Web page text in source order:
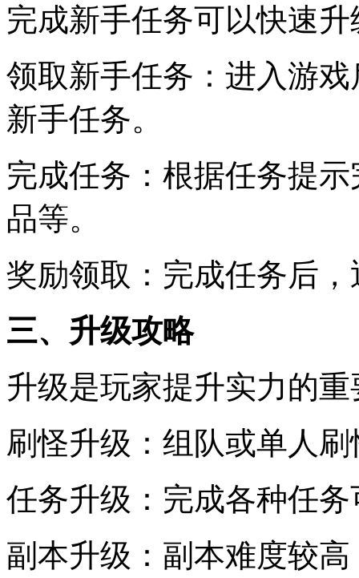
完成新手任务可以快速
领取新手任务：进入游
新手任务。
完成任务：根据任务提
品等。
奖励领取：完成任务后
三、升级攻略
升级是玩家提升实力的
刷怪升级：组队或单人
任务升级：完成各种任
副本升级：副本难度较